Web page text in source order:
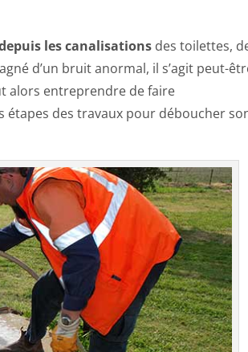
les canalisations des toilettes,
d’un bruit anormal, il s’agit peut-
alors entreprendre de faire
étapes des travaux pour déboucher